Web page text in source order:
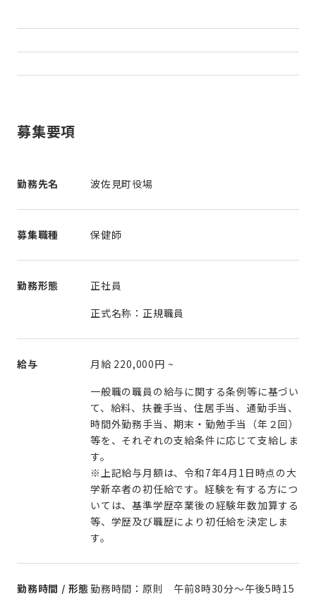
募集要項
勤務先名 波佐見町役場
募集職種 保健師
勤務形態
正社員
正式名称：正規職員
給与 月給 220,000円 ~
一般職の職員の給与に関する条例等に基づい
て、給料、扶養手当、住居手当、通勤手当、
時間外勤務手当、期末・勤勉手当（年２回）
等を、それぞれの支給条件に応じて支給しま
す。
※上記給与月額は、令和7年4月1日時点の大
学新卒者の初任給です。経験を有する方につ
いては、基準学歴卒業後の経験年数加算する
等、学歴及び職歴により初任給を決定しま
す。
勤務時間 / 形態勤務時間：原則 午前8時30分～午後5時15